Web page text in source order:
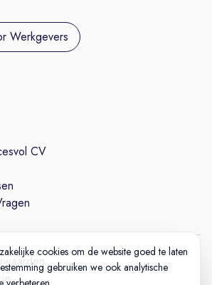
Werkgevers
CV
cookies om de website goed te laten
gebruiken we ook analytische